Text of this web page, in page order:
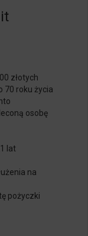
złotych
70 roku życia
osobę
lat
na
pożyczki